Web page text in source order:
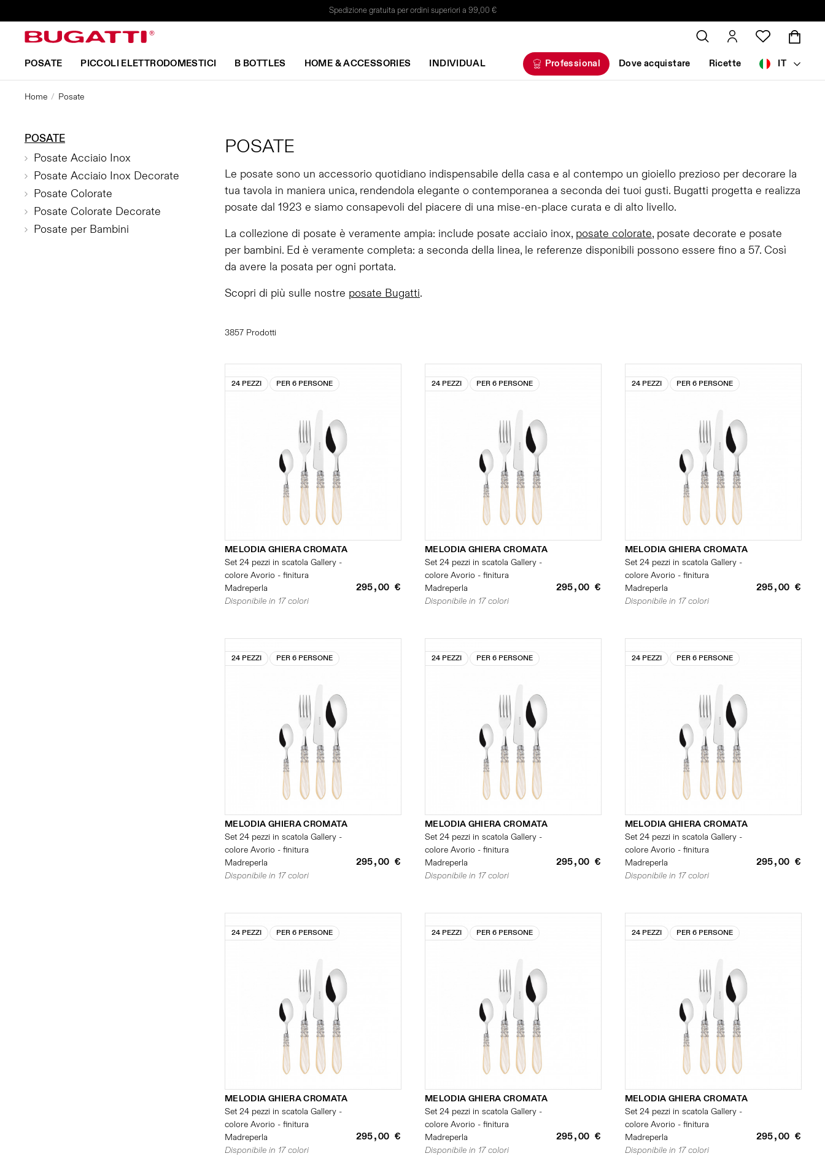
Spedizione gratuita per ordini superiori a 99,00 €
POSATE PICCOLI ELETTRODOMESTICI B BOTTLES HOME & ACCESSORIES INDIVIDUAL Professional Dove acquistare Ricette IT
Home Posate
POSATE
Le posate sono un accessorio quotidiano indispensabile della casa e al contempo un gioiello prezioso per decorare la
tua tavola in maniera unica, rendendola elegante o contemporanea a seconda dei tuoi gusti. Bugatti progetta e realizza
posate dal 1923 e siamo consapevoli del piacere di una mise-en-place curata e di alto livello.
La collezione di posate è veramente ampia: include posate acciaio inox, posate colorate, posate decorate e posate
per bambini. Ed è veramente completa: a seconda della linea, le referenze disponibili possono essere fino a 57. Così
da avere la posata per ogni portata.
Scopri di più sulle nostre posate Bugatti.
3857 Prodotti
24 PEZZI PER 6 PERSONE
MELODIA GHIERA CROMATA
Set 24 pezzi in scatola Gallery -
colore Avorio - finitura
Madreperla
295,00 €
Disponibile in 17 colori
24 PEZZI PER 6 PERSONE
MELODIA GHIERA CROMATA
Set 24 pezzi in scatola Gallery -
colore Avorio - finitura
Madreperla
295,00 €
Disponibile in 17 colori
24 PEZZI PER 6 PERSONE
MELODIA GHIERA CROMATA
Set 24 pezzi in scatola Gallery -
colore Avorio - finitura
Madreperla
295,00 €
Disponibile in 17 colori
24 PEZZI PER 6 PERSONE
MELODIA GHIERA CROMATA
Set 24 pezzi in scatola Gallery -
colore Avorio - finitura
Madreperla
295,00 €
Disponibile in 17 colori
24 PEZZI PER 6 PERSONE
MELODIA GHIERA CROMATA
Set 24 pezzi in scatola Gallery -
colore Avorio - finitura
Madreperla
295,00 €
Disponibile in 17 colori
24 PEZZI PER 6 PERSONE
MELODIA GHIERA CROMATA
Set 24 pezzi in scatola Gallery -
colore Avorio - finitura
Madreperla
295,00 €
Disponibile in 17 colori
24 PEZZI PER 6 PERSONE
MELODIA GHIERA CROMATA
Set 24 pezzi in scatola Gallery -
colore Avorio - finitura
Madreperla
295,00 €
Disponibile in 17 colori
24 PEZZI PER 6 PERSONE
MELODIA GHIERA CROMATA
Set 24 pezzi in scatola Gallery -
colore Avorio - finitura
Madreperla
295,00 €
Disponibile in 17 colori
24 PEZZI PER 6 PERSONE
MELODIA GHIERA CROMATA
Set 24 pezzi in scatola Gallery -
colore Avorio - finitura
Madreperla
295,00 €
Disponibile in 17 colori
POSATE
Posate Acciaio Inox
Posate Acciaio Inox Decorate
Posate Colorate
Posate Colorate Decorate
Posate per Bambini